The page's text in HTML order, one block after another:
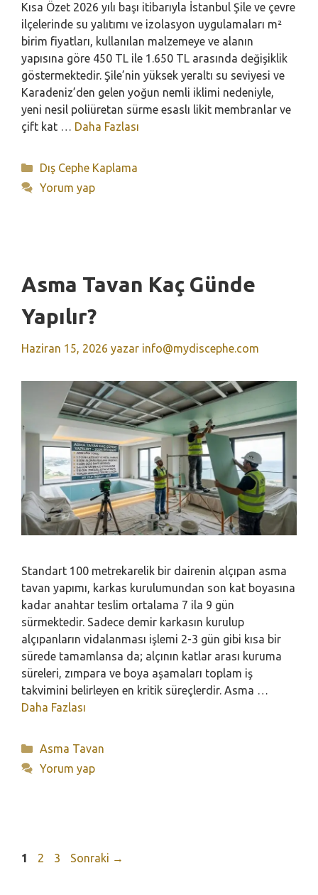
Kısa Özet 2026 yılı başı itibarıyla İstanbul Şile ve çevre
ilçelerinde su yalıtımı ve izolasyon uygulamaları m²
birim fiyatları, kullanılan malzemeye ve alanın
yapısına göre 450 TL ile 1.650 TL arasında değişiklik
göstermektedir. Şile’nin yüksek yeraltı su seviyesi ve
Karadeniz’den gelen yoğun nemli iklimi nedeniyle,
yeni nesil poliüretan sürme esaslı likit membranlar ve
çift kat … Daha Fazlası
Kategoriler
Dış Cephe Kaplama
Yorum yap
Asma Tavan Kaç Günde
Yapılır?
Haziran 15, 2026 yazar info@mydiscephe.com
Standart 100 metrekarelik bir dairenin alçıpan asma
tavan yapımı, karkas kurulumundan son kat boyasına
kadar anahtar teslim ortalama 7 ila 9 gün
sürmektedir. Sadece demir karkasın kurulup
alçıpanların vidalanması işlemi 2-3 gün gibi kısa bir
sürede tamamlansa da; alçının katlar arası kuruma
süreleri, zımpara ve boya aşamaları toplam iş
takvimini belirleyen en kritik süreçlerdir. Asma …
Daha Fazlası
Kategoriler
Asma Tavan
Yorum yap
Sayfa
1 Sayfa
2 Sayfa
3 Sonraki →